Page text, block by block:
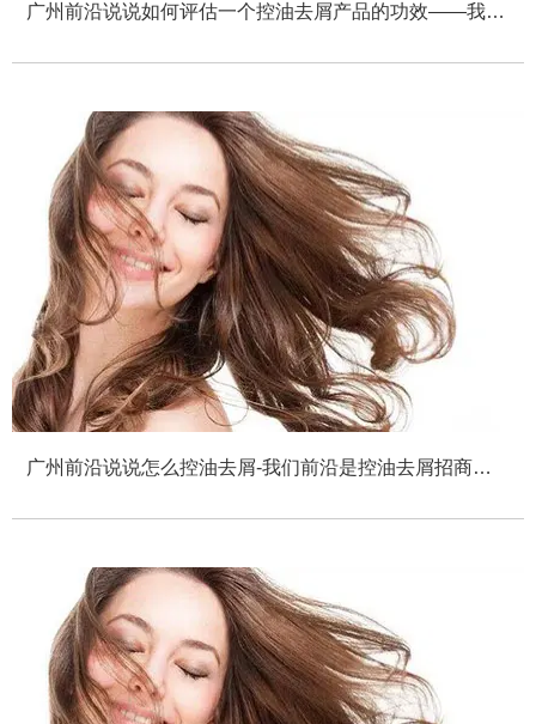
广州前沿说说如何评估一个控油去屑产品的功效——我们
广州前沿说说怎么控油去屑-我们前沿是控油去屑招商加